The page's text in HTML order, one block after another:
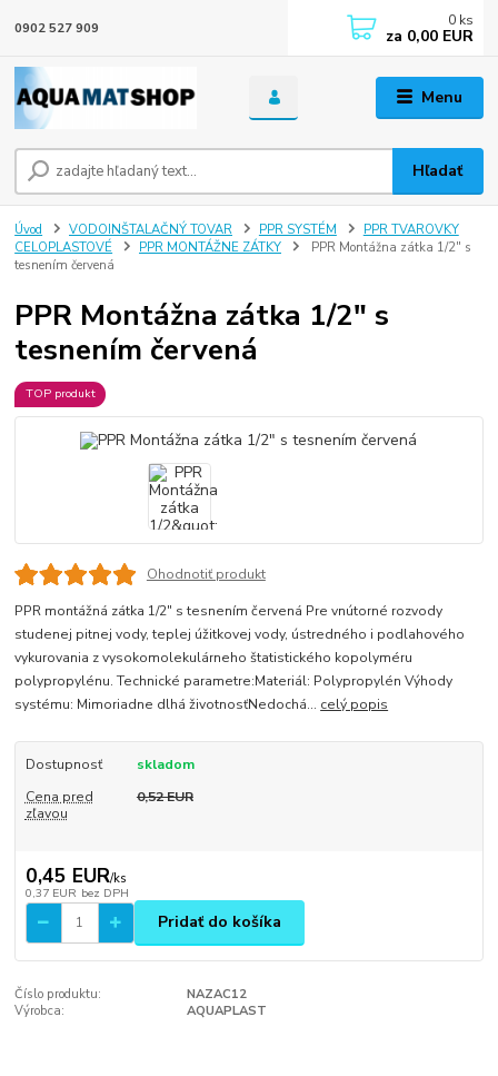
Menu
Hľadať
0902 527 909 0 ks
za 0,00 EUR
Úvod VODOINŠTALAČNÝ TOVAR PPR SYSTÉM
PPR TVAROVKY
CELOPLASTOVÉ
PPR MONTÁŽNE ZÁTKY
PPR Montážna zátka 1/2" s
tesnením červená
PPR Montážna zátka 1/2" s
tesnením červená
TOP produkt
Ohodnotiť produkt
PPR montážná zátka 1/2" s tesnením červená Pre vnútorné rozvody
studenej pitnej vody, teplej úžitkovej vody, ústredného i podlahového
vykurovania z vysokomolekulárneho štatistického kopolyméru
polypropylénu. Technické parametre:Materiál: Polypropylén Výhody
systému: Mimoriadne dlhá životnosťNedochá... celý popis
Dostupnosť
skladom
Cena pred
zľavou
0,52 EUR
0,45 EUR/ks
0,37 EUR bez DPH
Pridať do košíka
Číslo produktu:
NAZAC12
Výrobca:
AQUAPLAST